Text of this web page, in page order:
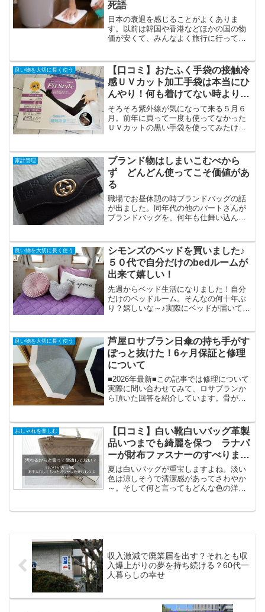
死語
日本の衰退を感じることがよくありま
す。以前は韓国や香港などほかの国の物
価が安くて、みんなよく旅行に行ってま
そんなにバンバン海外に行けるかって言
えばそんなことはありません...
良い物を大切に長く使う
【口コミ】おたふく手袋の接触冷
感ＵＶカット加工手袋は本当にひ
んやり！何も着けてない時より涼
しい！
そろそろ紫外線が気になって来る５月６
月。前年に買って一度も使ってなかった
ＵＶカットの黒い手袋を使ってみたけ
ました。早すぎるー！！仕方なくまた新
しい手袋を物色しに出かけ...
家計管理
ブランド物はしまいこむべから
ず どんどん使ってこそ価値があ
る
職場でお昼休憩の時ブランドバッグの話
が出ました。同年代の他のパートさんが
ブランドバッグを、何年も仕舞い込んで
て、もう使えない状態になってしまった
そうなのです。そういう話っ...
良い物を大切に長く使う
シモンズのベッドを買いました♪
５０代で自分だけのbedルームが
出来て嬉しい！
先週からベッド生活になりました！自分
だけのベッドルーム。そんなの何十年ぶ
り？嬉しいな～♪実際にベッドが届いて１
団の上げ下ろしも無く、立ち上がる時の
腰や膝への負担も軽くな...
良い物を大切に長く使う
芦屋ロサブラン日傘の持ち手がす
ぽっと抜けた！6ヶ月保証と修理
について
■2026年最新■この記事では修理について
実際に問い合わせてみて、ロサブランか
ら頂いた回答を紹介しています。骨が折
屋ロサブランのHPの、✔コチラの問い合
わせフォームから...
おしゃれを楽しむ
【口コミ】白い靴白いバッグ革製
品いつまでも綺麗を保つ ラナパ
ーが財布ファスナーのすべりまで
も良くしてくれるよ
夏は白いバッグが重宝しますよね。淡い
色は涼しそうで清潔感があってさわやか
～。そして何と言ってもどんな色の洋服
収入激減で廃業届を出す？それとも収
入爆上がりの夢を持ち続ける？60代一
人暮らしの幸せ